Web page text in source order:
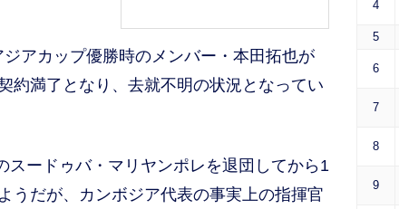
アカップ優勝時のメンバー・本田拓也が
約満了となり、去就不明の状況となってい
ードゥバ・マリヤンポレを退団してから1
うだが、カンボジア代表の事実上の指揮官
4
5
6
7
8
9